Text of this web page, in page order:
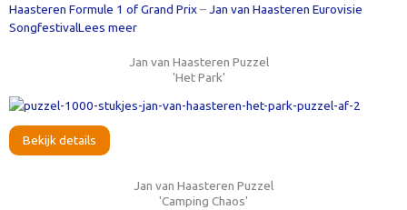
Haasteren Formule 1 of Grand Prix–Jan van Haasteren Eurovisie
SongfestivalLees meer
Jan van Haasteren Puzzel
'Het Park'
Bekijk details
Jan van Haasteren Puzzel
'Camping Chaos'